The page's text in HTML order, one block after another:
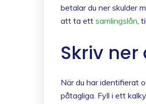
betalar du ner skulder
att ta ett samlingslån,
Skriv
När du har identifierat
påtagliga. Fyll i ett